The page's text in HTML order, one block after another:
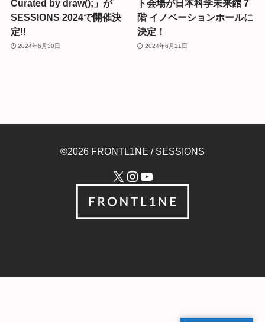
Curated by draw();」が
SESSIONS 2024で開催決
定!!
2024年6月30日
ト会場が日本科学未来館 7
階 イノベーションホールに
決定！
2024年6月21日
©2026 FRONTL1NE / SESSIONS
X Instagram
YouTube